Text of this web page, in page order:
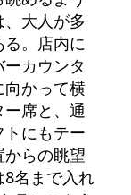
大人が多
。店内に
カウンタ
かって横
席と、通
にもテー
らの眺望
名まで入れ